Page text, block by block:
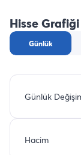
Hisse Grafiği
Günlük
Günlük
Hacim